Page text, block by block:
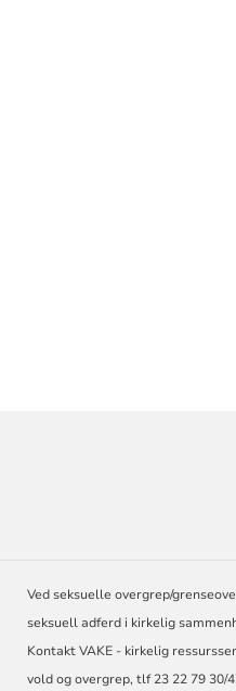
Ved seksuelle overgrep/
seksuell adferd i kirkelig
Kontakt VAKE - kirkelig
vold og overgrep, tlf 23 22 79 30/